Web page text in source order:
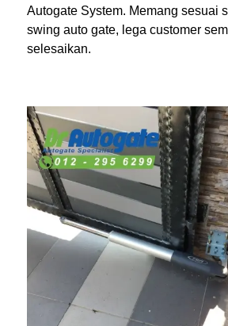
Autogate System. Memang sesuai
swing auto gate, lega customer
selesaikan.